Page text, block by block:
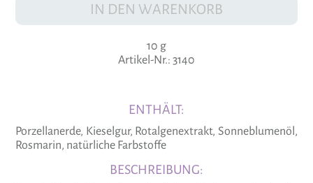
IN DEN WARENKORB
10 g
Artikel-Nr.: 3140
ENTHÄLT:
Porzellanerde, Kieselgur, Rotalgenextrakt, Sonneblumenöl,
Rosmarin, natürliche Farbstoffe
BESCHREIBUNG: